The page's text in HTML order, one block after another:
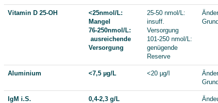
Vitamin D 25-OH
<25nmol/L:
Mangel
76-250nmol/L:
ausreichende
Versorgung
25-50 nmol/L:
insuff.
Versorgung
101-250 nmol/L:
genügende
Reserve
Aluminium <7,5 µg/L <20 µg/l
IgM i.S. 0,4-2,3 g/L